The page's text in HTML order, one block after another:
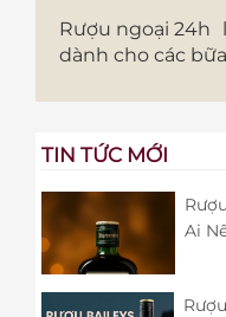
Rượu ngoại 24h
dành cho các
TIN TỨC MỚI
Ai